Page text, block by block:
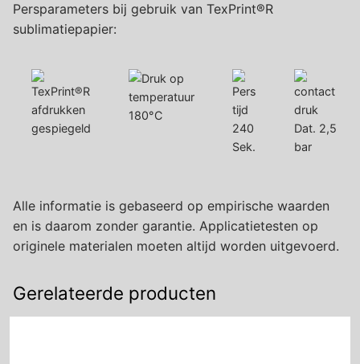
Persparameters bij gebruik van TexPrint®R
sublimatiepapier:
gespiegeld
180°C
240
Sek.
Dat. 2,5
bar
Alle informatie is gebaseerd op empirische waarden
en is daarom zonder garantie. Applicatietesten op
originele materialen moeten altijd worden uitgevoerd.
Gerelateerde producten